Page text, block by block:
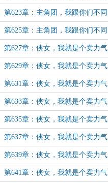
路（77）
第623章：主角团，我跟你们不同
路（79）
第625章：主角团，我跟你们不同
路（完）
第627章：侠女，我就是个卖力气
的酱油党（2）
第629章：侠女，我就是个卖力气
的酱油党（4）
第631章：侠女，我就是个卖力气
的酱油党（6）
第633章：侠女，我就是个卖力气
的酱油党（8）
第635章：侠女，我就是个卖力气
的酱油党（10）
第637章：侠女，我就是个卖力气
的酱油党（12）
第639章：侠女，我就是个卖力气
的酱油党（14）
第641章：侠女，我就是个卖力气